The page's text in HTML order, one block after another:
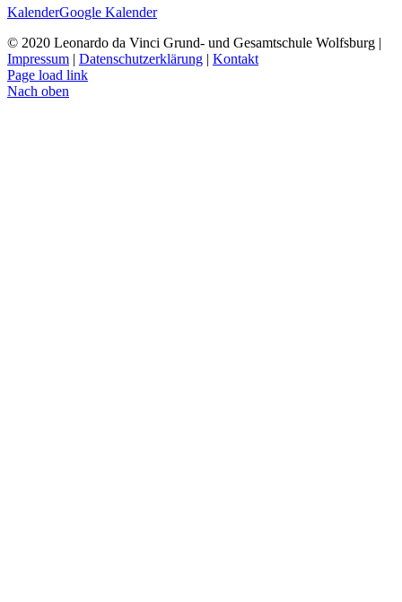
KalenderGoogle Kalender
© 2020 Leonardo da Vinci Grund- und Gesamtschule Wolfsburg |
Impressum | Datenschutzerklärung | Kontakt
Page load link
Nach oben